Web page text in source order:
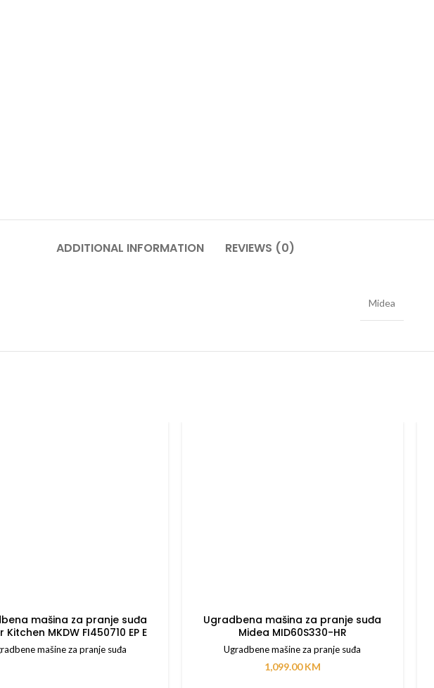
ADDITIONAL INFORMATION REVIEWS (0)
Midea
mašina za pranje suđa
Kitchen MKDW FI450710 EP E
mašine za pranje suđa
Ugradbena mašina za pranje suđa
Midea MID60S330-HR
Ugradbene mašine za pranje suđa
1,099.00KM